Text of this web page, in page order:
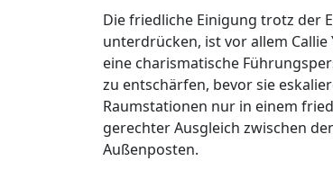
Die friedliche Einigung trotz der
unterdrücken, ist vor allem
eine charismatische
zu entschärfen, bevor sie
Raumstationen nur in einem
gerechter Ausgleich zwischen
Außenposten.